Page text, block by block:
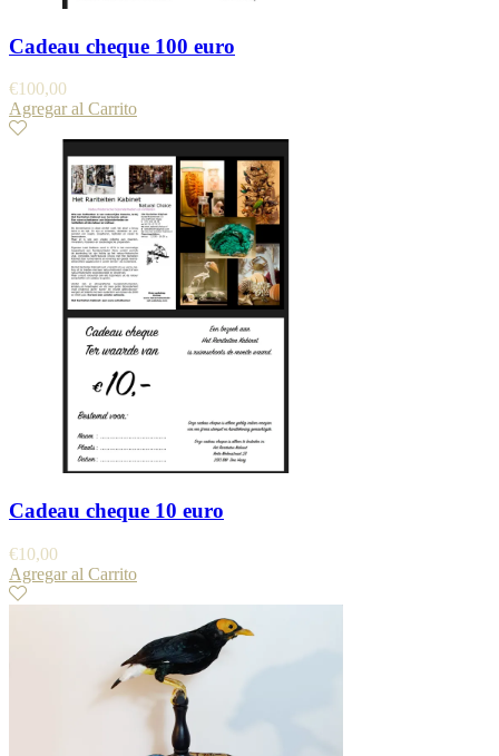
Cadeau cheque 100 euro
€100,00
Agregar al Carrito
Cadeau cheque 10 euro
€10,00
Agregar al Carrito